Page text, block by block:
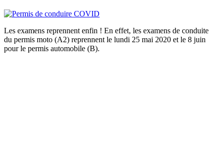
Les examens reprennent enfin ! En effet, les examens de conduite
du permis moto (A2) reprennent le lundi 25 mai 2020 et le 8 juin
pour le permis automobile (B).